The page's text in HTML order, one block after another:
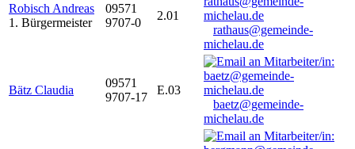
Robisch Andreas
1. Bürgermeister
09571
9707-0
2.01
rathaus@gemeinde-
michelau.de
Bätz Claudia
09571
9707-17
E.03
baetz@gemeinde-
michelau.de